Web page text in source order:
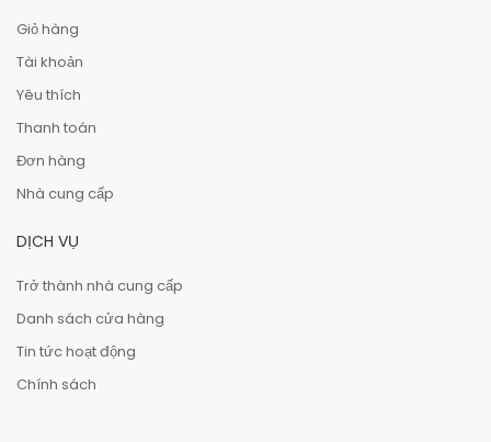
Giỏ hàng
Tài khoản
Yêu thích
Thanh toán
Đơn hàng
Nhà cung cấp
DỊCH VỤ
Trở thành nhà cung cấp
Danh sách cửa hàng
Tin tức hoạt động
Chính sách